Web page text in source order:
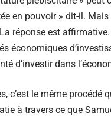
en pouvoir » dit-il.
réponse est affirmative.
économiques
d’investir dans
c’est le même procédé
à travers ce que